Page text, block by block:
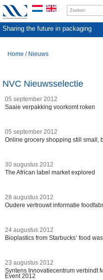
Sharing the future in packaging
Home / Nieuws
NVC Nieuwsselectie
05 september 2012
Saaie verpakking voorkomt roken
05 september 2012
Online grocery shopping still small,
30 augustus 2012
The African label market explored
28 augustus 2012
Oudere vertrouwt informatie
24 augustus 2012
Bioplastics from Starbucks’ food
23 augustus 2012
Syntens Innovatiecentrum verbindt
Event 2012